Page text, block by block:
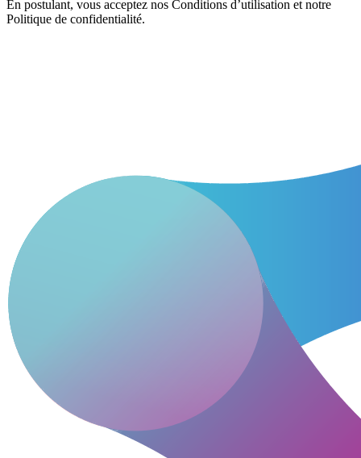
En postulant, vous acceptez nos Conditions d’utilisation et notre
Politique de confidentialité.